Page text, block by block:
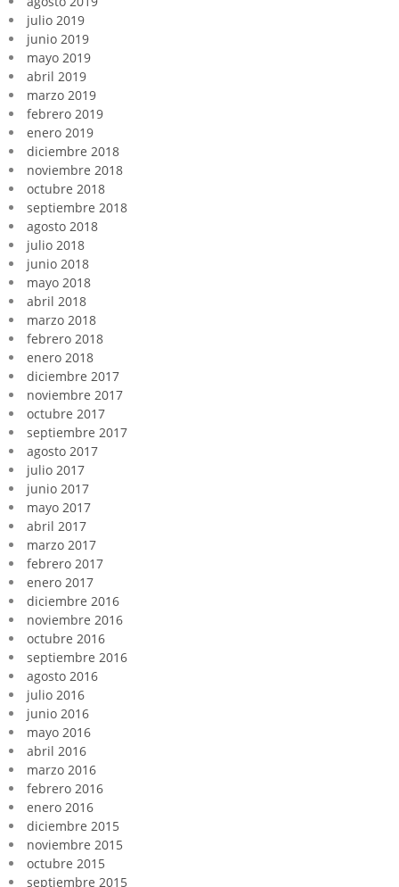
julio 2019
junio 2019
mayo 2019
abril 2019
marzo 2019
febrero 2019
enero 2019
diciembre 2018
noviembre 2018
octubre 2018
septiembre 2018
agosto 2018
julio 2018
junio 2018
mayo 2018
abril 2018
marzo 2018
febrero 2018
enero 2018
diciembre 2017
noviembre 2017
octubre 2017
septiembre 2017
agosto 2017
julio 2017
junio 2017
mayo 2017
abril 2017
marzo 2017
febrero 2017
enero 2017
diciembre 2016
noviembre 2016
octubre 2016
septiembre 2016
agosto 2016
julio 2016
junio 2016
mayo 2016
abril 2016
marzo 2016
febrero 2016
enero 2016
diciembre 2015
noviembre 2015
octubre 2015
septiembre 2015